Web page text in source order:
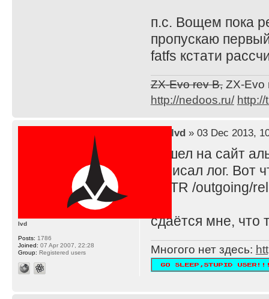
п.с. Вощем пока
пропускаю
fatfs кстати
ZX-Evo rev B,ZX-Evo
http://nedoos.ru/ http://
lvd» 03 Dec 2013,
Зашел на сайт
записал лог. Вот
RETR /outgoing/
сдаётся мне, что
Многого нет здесь:
lvd
Posts: 1786
Joined: 07 Apr 2007, 22:28
Group: Registered users